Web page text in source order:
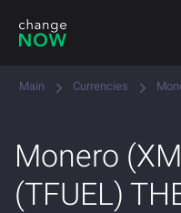
Main Currencies
Monero
(TFUEL)